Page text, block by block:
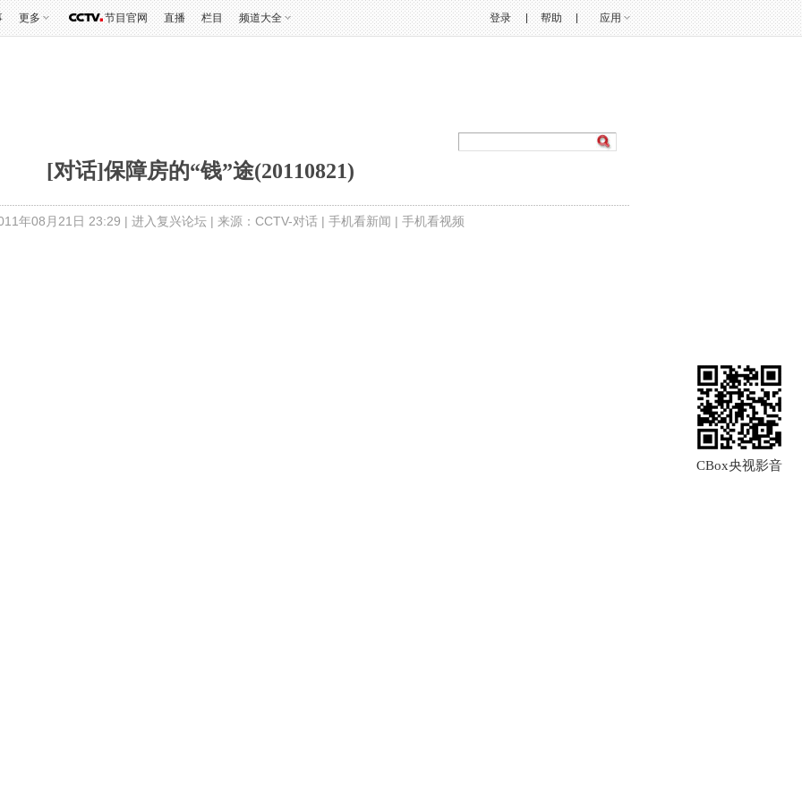
更多 节目官网 直播 栏目 频道大全 帮助 应用
登录
[对话]保障房的“钱”途(20110821)
年08月21日 23:29 | 进入复兴论坛 | 来源：CCTV-对话 | 手机看新闻 | 手机看视频
CBox央视影音